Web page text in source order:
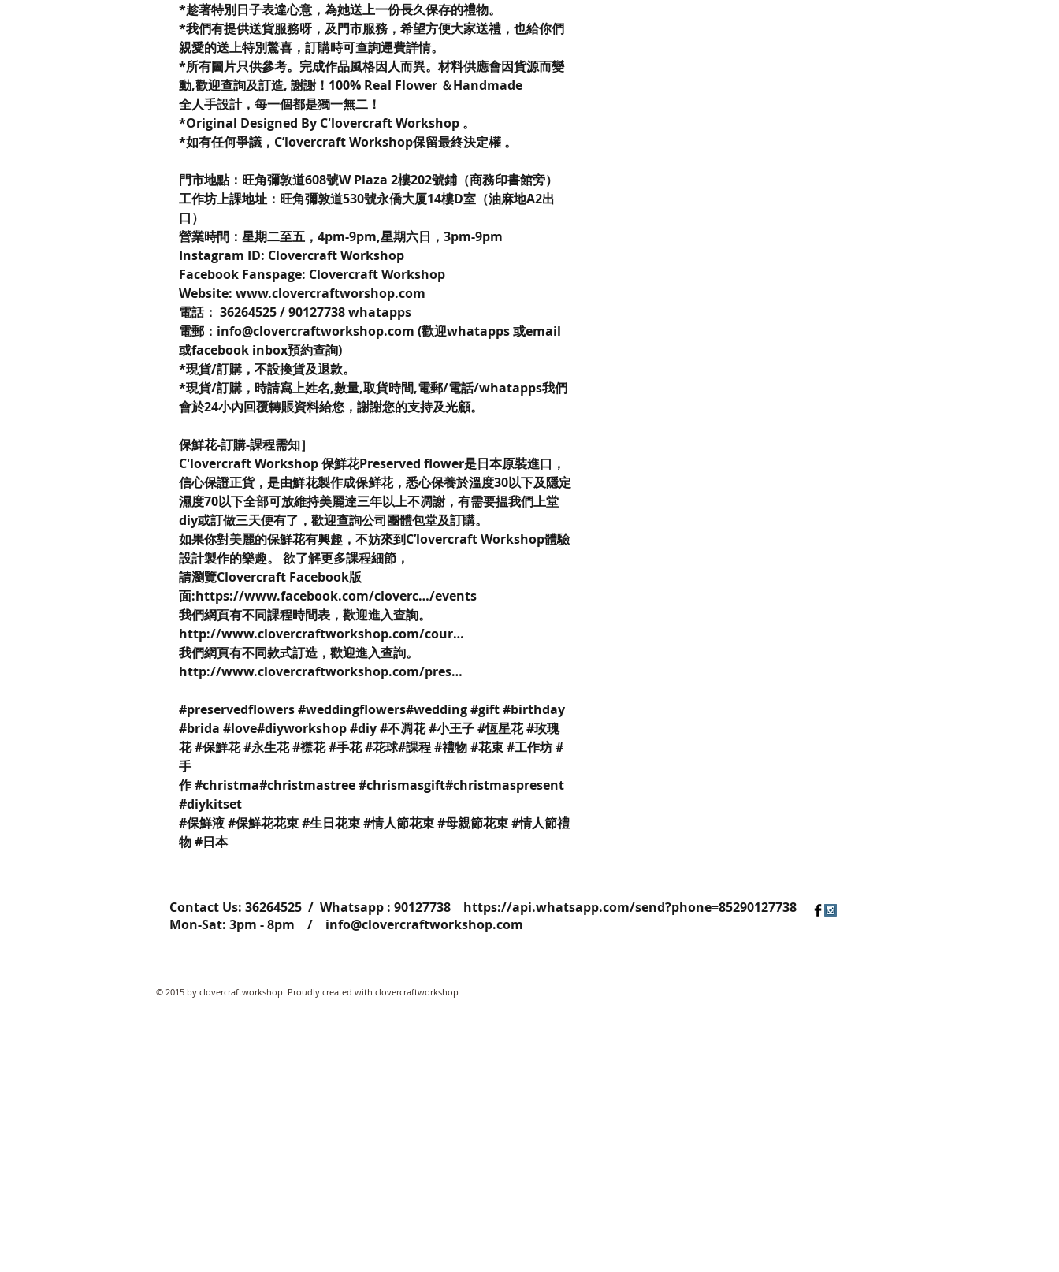
*趁著特別日子表達心意，為她送上一份長久保存的禮物。
*我們有提供送貨服務呀，及門市服務，希望方便大家送禮，也給你們
親愛的送上特別驚喜，訂購時可查詢運費詳情。
*所有圖片只供參考。完成作品風格因人而異。材料供應會因貨源而變
動,歡迎查詢及訂造, 謝謝！100% Real Flower ＆Handmade
全人手設計，每一個都是獨一無二！
*Original Designed By C'lovercraft Workshop 。
*如有任何爭議，C’lovercraft Workshop保留最終決定權 。
門市地點：旺角彌敦道608號W Plaza 2樓202號鋪（商務印書館旁）
工作坊上課地址：旺角彌敦道530號永僑大厦14樓D室（油麻地A2出
口）
營業時間：星期二至五，4pm-9pm,星期六日，3pm-9pm
Instagram ID: Clovercraft Workshop
Facebook Fanspage: Clovercraft Workshop
Website: www.clovercraftworshop.com
電話： 36264525 / 90127738 whatapps
電郵：info@clovercraftworkshop.com (歡迎whatapps 或email
或facebook inbox預約查詢)
*現貨/訂購，不設換貨及退款。
*現貨/訂購，時請寫上姓名,數量,取貨時間,電郵/電話/whatapps我們
會於24小內回覆轉賬資料給您，謝謝您的支持及光顧。
保鮮花-訂購-課程需知］
C'lovercraft Workshop 保鮮花Preserved flower是日本原裝進口，
信心保證正貨，是由鮮花製作成保鲜花，悉心保養於溫度30以下及隱定
濕度70以下全部可放維持美麗達三年以上不凋謝，有需要揾我們上堂
diy或訂做三天便有了，歡迎查詢公司團體包堂及訂購。
如果你對美麗的保鮮花有興趣，不妨來到C’lovercraft Workshop體驗
設計製作的樂趣。 欲了解更多課程細節，
請瀏覽Clovercraft Facebook版
面:https://www.facebook.com/cloverc…/events
我們網頁有不同課程時間表，歡迎進入查詢。
http://www.clovercraftworkshop.com/cour…
我們網頁有不同款式訂造，歡迎進入查詢。
http://www.clovercraftworkshop.com/pres…
#preservedflowers #weddingflowers#wedding #gift #birthday
#brida #love#diyworkshop #diy #不凋花 #小王子 #恆星花 #玫瑰
花 #保鮮花 #永生花 #襟花 #手花 #花球#課程 #禮物 #花束 #工作坊 #
手
作 #christma#christmastree #chrismasgift#christmaspresent
#diykitset
#保鮮液 #保鮮花花束 #生日花束 #情人節花束 #母親節花束 #情人節禮
物 #日本
Contact Us: ​​​​​​​​​​​​​​​​​​​​36264525 / Whatsapp : 90127738 https://api.whatsapp.com/send?phone=85290127738
Mon-Sat: 3pm - 8pm / info@clovercraftworkshop.com
© 2015 by clovercraftworkshop. Proudly created with clovercraftworkshop